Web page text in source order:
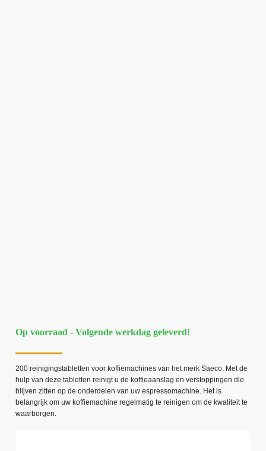
Op voorraad - Volgende werkdag geleverd!
200 reinigingstabletten voor koffiemachines van het merk Saeco. Met de
hulp van deze tabletten reinigt u de koffieaanslag en verstoppingen die
blijven zitten op de onderdelen van uw espressomachine. Het is
belangrijk om uw koffiemachine regelmatig te reinigen om de kwaliteit te
waarborgen.